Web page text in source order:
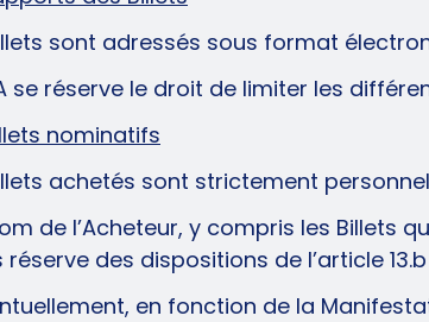
sont adressés sous format
se réserve le droit de limiter les
nominatifs
achetés sont strictement
de l’Acheteur, y compris les Billets
réserve des dispositions de l’article
en fonction de la